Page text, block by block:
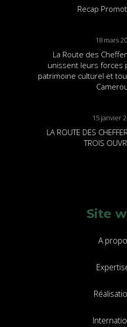
Recap
18 mars
La Route des
unissent leurs forces
patrimoine culturel et
15 janvier
LA ROUTE DES
TROIS
Site
A